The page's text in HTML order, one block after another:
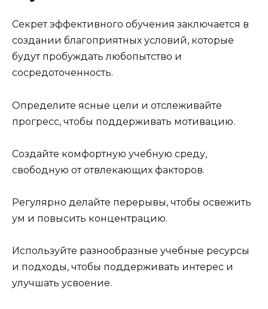
Секрет эффективного обучения заключается в
создании благоприятных условий, которые
будут пробуждать любопытство и
сосредоточенность.
Определите ясные цели и отслеживайте
прогресс, чтобы поддерживать мотивацию.
Создайте комфортную учебную среду,
свободную от отвлекающих факторов.
Регулярно делайте перерывы, чтобы освежить
ум и повысить концентрацию.
Используйте разнообразные учебные ресурсы
и подходы, чтобы поддерживать интерес и
улучшать усвоение.